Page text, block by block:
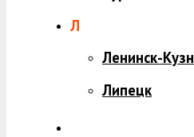
Л
Ленинск-
Липецк